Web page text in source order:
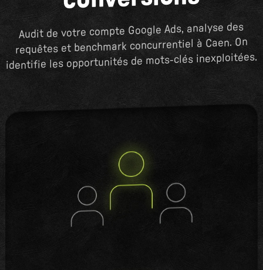
Audit de votre compte Google Ads, analyse des
requêtes et benchmark concurrentiel à Caen. On
identifie les opportunités de mots-clés inexploitées.